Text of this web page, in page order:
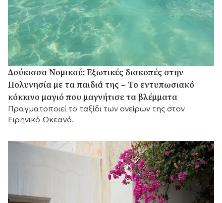
Δούκισσα Νομικού: Εξωτικές διακοπές στην
Πολυνησία με τα παιδιά της – Το εντυπωσιακό
κόκκινο μαγιό που μαγνήτισε τα βλέμματα
Πραγματοποιεί το ταξίδι των ονείρων της στον
Ειρηνικό Ωκεανό.